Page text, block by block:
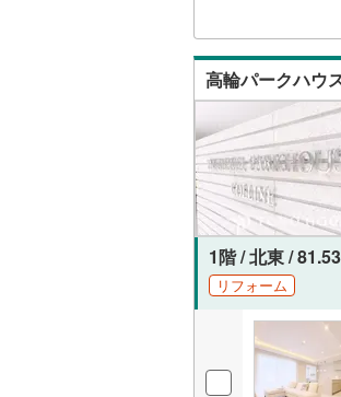
高輪パークハウ
1階 / 北東 /
リフォーム